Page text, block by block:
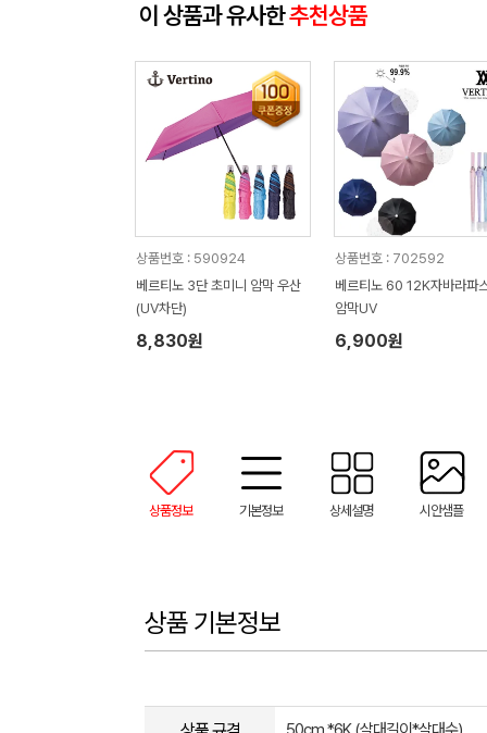
이 상품과 유사한추천상품
상품번호 : 590924
베르티노 3단 초미니 암막 우산
(UV차단)
8,830원
상품번호 : 702592
베르티노 60 12K자바라파
암막UV
6,900원
상품정보 기본정보 상세설명 시안샘플
상품 기본정보